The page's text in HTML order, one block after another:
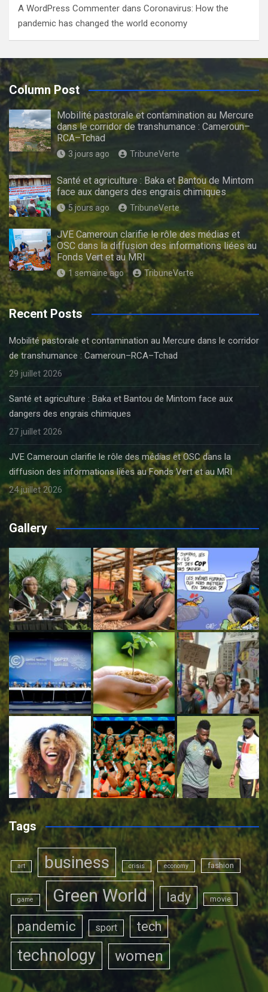
A WordPress Commenter dans Coronavirus: How the
pandemic has changed the world economy
Column Post
Mobilité pastorale et contamination au Mercure
dans le corridor de transhumance : Cameroun–
RCA–Tchad
3 jours ago TribuneVerte
Santé et agriculture : Baka et Bantou de Mintom
face aux dangers des engrais chimiques
5 jours ago TribuneVerte
JVE Cameroun clarifie le rôle des médias et
OSC dans la diffusion des informations liées au
Fonds Vert et au MRI
1 semaine ago TribuneVerte
Recent Posts
Mobilité pastorale et contamination au Mercure dans le corridor
de transhumance : Cameroun–RCA–Tchad
29 juillet 2026
Santé et agriculture : Baka et Bantou de Mintom face aux
dangers des engrais chimiques
27 juillet 2026
JVE Cameroun clarifie le rôle des médias et OSC dans la
diffusion des informations liées au Fonds Vert et au MRI
24 juillet 2026
Gallery
Tags
art business crisis economy fashion
game Green World lady movie
pandemic sport tech
technology women